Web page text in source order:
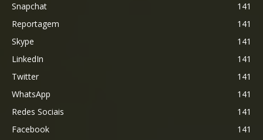
Snapchat
141
Reportagem
141
Skype
141
LinkedIn
141
Twitter
141
WhatsApp
141
Redes Sociais
141
Facebook
141